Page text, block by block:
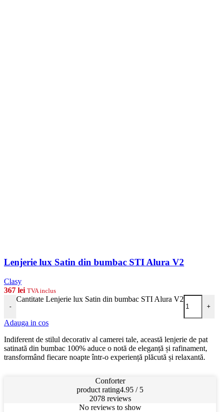
Lenjerie lux Satin din bumbac STI Alura V2
Clasy
367 lei TVA inclus
-
Cantitate Lenjerie lux Satin din bumbac STI Alura V2
+
Adauga in cos
Indiferent de stilul decorativ al camerei tale, această lenjerie de pat
satinată din bumbac 100% aduce o notă de eleganță și rafinament,
transformând fiecare noapte într-o experiență plăcută și relaxantă.
Conforter
product rating4.95 / 5
2078 reviews
No reviews to show